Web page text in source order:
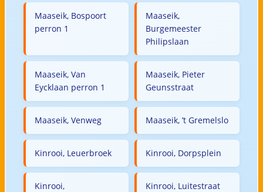
Maaseik, Bospoort
perron 1
Maaseik,
Burgemeester
Philipslaan
Maaseik, Van
Eycklaan perron 1
Maaseik, Pieter
Geunsstraat
Maaseik, Venweg Maaseik, ’t Gremelslo
Kinrooi, Leuerbroek Kinrooi, Dorpsplein
Kinrooi,
Kinrooi, Luitestraat